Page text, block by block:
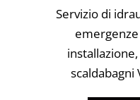
Servizio di
scaldabagni